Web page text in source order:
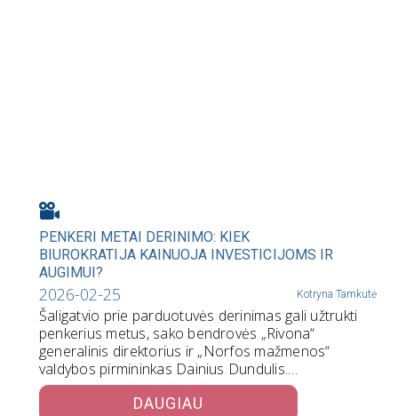
PENKERI METAI DERINIMO: KIEK
BIUROKRATIJA KAINUOJA INVESTICIJOMS IR
AUGIMUI?
2026-02-25 Kotryna Tamkutė
Šaligatvio prie parduotuvės derinimas gali užtrukti
penkerius metus, sako bendrovės „Rivona“
generalinis direktorius ir „Norfos mažmenos“
valdybos pirmininkas Dainius Dundulis.…
DAUGIAU